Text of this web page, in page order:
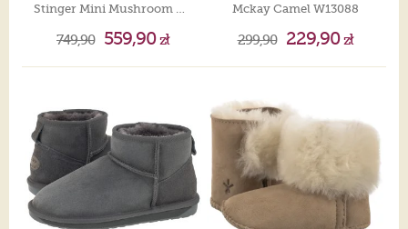
749,90 559,90zł
Mckay Camel W13088
299,90 229,90zł